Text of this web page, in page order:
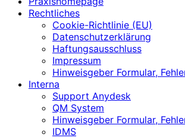
Rechtliches
Cookie-Richtlinie (EU)
Datenschutzerklärung
Haftungsausschluss
Impressum
Hinweisgeber Formular,
Interna
Support Anydesk
QM System
Hinweisgeber Formular,
IDMS